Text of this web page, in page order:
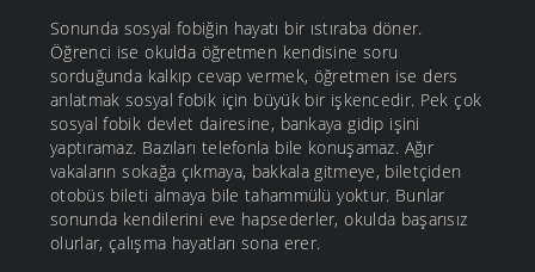
Sonunda sosyal fobiğin hayatı bir ıstıraba döner.
Öğrenci ise okulda öğretmen kendisine soru
sorduğunda kalkıp cevap vermek, öğretmen ise ders
anlatmak sosyal fobik için büyük bir işkencedir. Pek çok
sosyal fobik devlet dairesine, bankaya gidip işini
yaptıramaz. Bazıları telefonla bile konuşamaz. Ağır
vakaların sokağa çıkmaya, bakkala gitmeye, biletçiden
otobüs bileti almaya bile tahammülü yoktur. Bunlar
sonunda kendilerini eve hapsederler, okulda başarısız
olurlar, çalışma hayatları sona erer.